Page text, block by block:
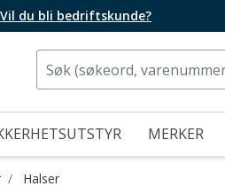
Vil du bli bedriftskunde?
MERKER
Halser